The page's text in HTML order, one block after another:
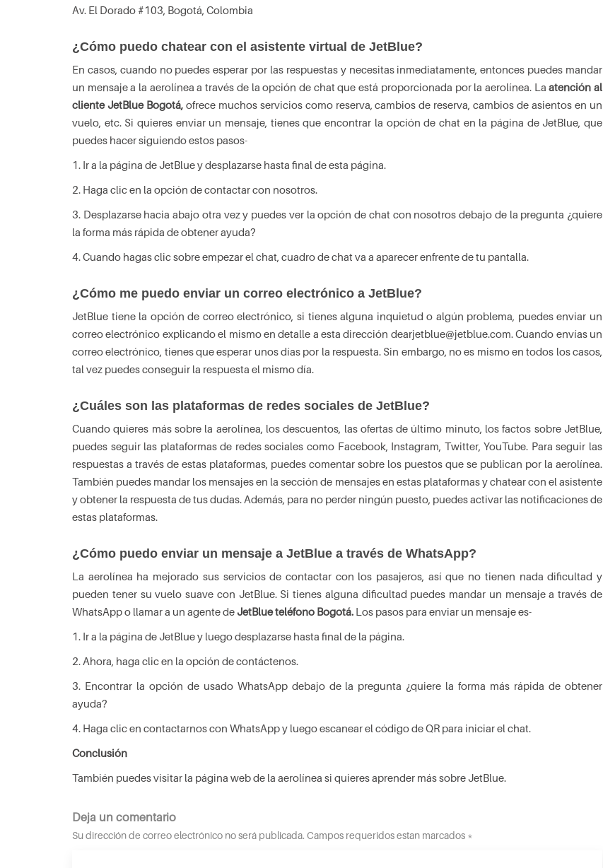
Av. El Dorado #103, Bogotá, Colombia
¿Cómo puedo chatear con el asistente virtual de JetBlue?
En casos, cuando no puedes esperar por las respuestas y necesitas inmediatamente, entonces puedes mandar
un mensaje a la aerolínea a través de la opción de chat que está proporcionada por la aerolínea. Laatención al
cliente JetBlue Bogotá, ofrece muchos servicios como reserva, cambios de reserva, cambios de asientos en un
vuelo, etc. Si quieres enviar un mensaje, tienes que encontrar la opción de chat en la página de JetBlue, que
puedes hacer siguiendo estos pasos-
1. Ir a la página de JetBlue y desplazarse hasta final de esta página.
2. Haga clic en la opción de contactar con nosotros.
3. Desplazarse hacia abajo otra vez y puedes ver la opción de chat con nosotros debajo de la pregunta ¿quiere
la forma más rápida de obtener ayuda?
4. Cuando hagas clic sobre empezar el chat, cuadro de chat va a aparecer enfrente de tu pantalla.
¿Cómo me puedo enviar un correo electrónico a JetBlue?
JetBlue tiene la opción de correo electrónico, si tienes alguna inquietud o algún problema, puedes enviar un
correo electrónico explicando el mismo en detalle a esta dirección dearjetblue@jetblue.com. Cuando envías un
correo electrónico, tienes que esperar unos días por la respuesta. Sin embargo, no es mismo en todos los casos,
tal vez puedes conseguir la respuesta el mismo día.
¿Cuáles son las plataformas de redes sociales de JetBlue?
Cuando quieres más sobre la aerolínea, los descuentos, las ofertas de último minuto, los factos sobre JetBlue,
puedes seguir las plataformas de redes sociales como Facebook, Instagram, Twitter, YouTube. Para seguir las
respuestas a través de estas plataformas, puedes comentar sobre los puestos que se publican por la aerolínea.
También puedes mandar los mensajes en la sección de mensajes en estas plataformas y chatear con el asistente
y obtener la respuesta de tus dudas. Además, para no perder ningún puesto, puedes activar las notificaciones de
estas plataformas.
¿Cómo puedo enviar un mensaje a JetBlue a través de WhatsApp?
La aerolínea ha mejorado sus servicios de contactar con los pasajeros, así que no tienen nada dificultad y
pueden tener su vuelo suave con JetBlue. Si tienes alguna dificultad puedes mandar un mensaje a través de
WhatsApp o llamar a un agente deJetBlue teléfono Bogotá. Los pasos para enviar un mensaje es-
1. Ir a la página de JetBlue y luego desplazarse hasta final de la página.
2. Ahora, haga clic en la opción de contáctenos.
3. Encontrar la opción de usado WhatsApp debajo de la pregunta ¿quiere la forma más rápida de obtener
ayuda?
4. Haga clic en contactarnos con WhatsApp y luego escanear el código de QR para iniciar el chat.
Conclusión
También puedes visitar la página web de la aerolínea si quieres aprender más sobre JetBlue.
Deja un comentario
Su dirección de correo electrónico no será publicada. Campos requeridos estan marcados *